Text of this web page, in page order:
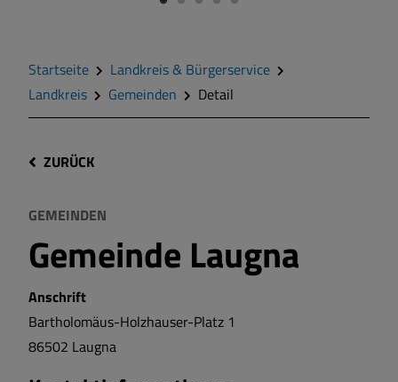
Startseite
Landkreis & Bürgerservice
Landkreis
Gemeinden Detail
ZURÜCK
GEMEINDEN
Gemeinde Laugna
Anschrift
Bartholomäus-Holzhauser-Platz 1
86502 Laugna